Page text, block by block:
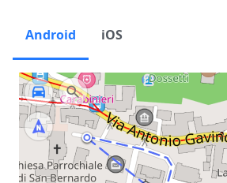
Android iOS